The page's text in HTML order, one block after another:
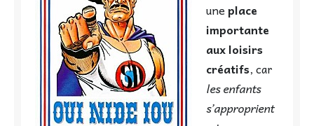
uneplace
importante
aux loisirs
créatifs, car
les enfants
s’approprient